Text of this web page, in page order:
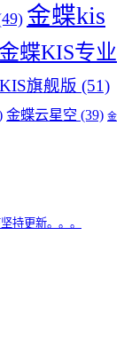
金蝶kis
金蝶KIS专业
旗舰版 (51)
金蝶云星空 (39) 金
持更新。。。